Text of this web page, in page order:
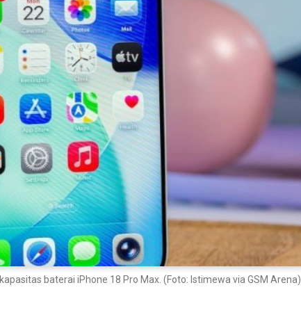
baterai iPhone 18 Pro Max. (Foto: Istimewa via GSM Arena)